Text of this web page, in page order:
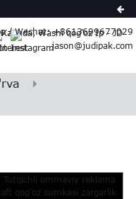
/ Wechat: +8613609677029
jason@judipak.com